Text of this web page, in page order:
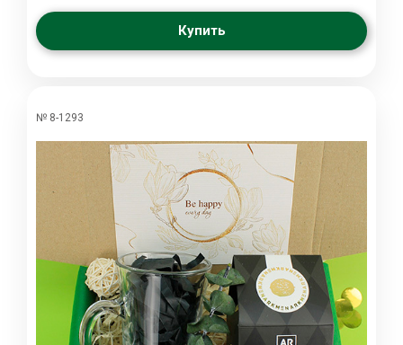
Купить
№ 8-1293